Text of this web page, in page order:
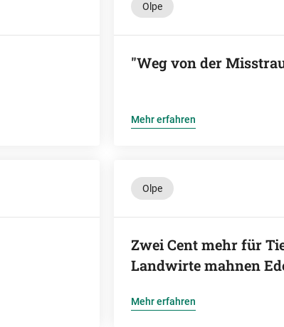
Olpe
"Weg von der
Mehr erfahren
Olpe
Zwei Cent mehr für
Landwirte mahnen
Mehr erfahren